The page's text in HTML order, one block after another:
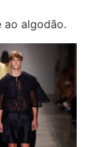
ao algodão.